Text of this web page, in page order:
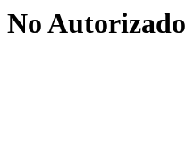
No Autorizado